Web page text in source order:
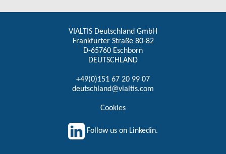
VIALTIS Deutschland GmbH
Frankfurter Straße 80-82
D-65760 Eschborn
DEUTSCHLAND
+49(0)151 67 20 99 07
deutschland@vialtis.com
Cookies
Follow us on Linkedin.